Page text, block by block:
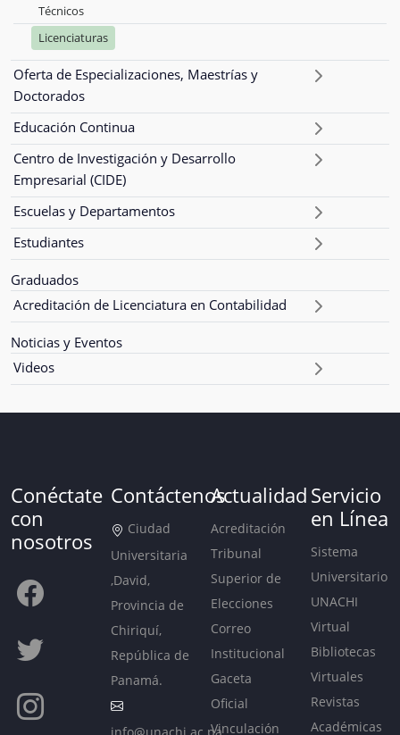
Técnicos
Licenciaturas
Oferta de Especializaciones, Maestrías y
Doctorados
Educación Continua
Centro de Investigación y Desarrollo
Empresarial (CIDE)
Escuelas y Departamentos
Estudiantes
Graduados
Acreditación de Licenciatura en Contabilidad
Noticias y Eventos
Videos
Conéctate
con
nosotros
Contáctenos
Ciudad
Universitaria
,David,
Provincia de
Chiriquí,
República de
Panamá.
info@unachi.ac.pa
Actualidad
Acreditación
Tribunal
Superior de
Elecciones
Correo
Institucional
Gaceta
Oficial
Vinculación
Servicio
en Línea
Sistema
Universitario
UNACHI
Virtual
Bibliotecas
Virtuales
Revistas
Académicas